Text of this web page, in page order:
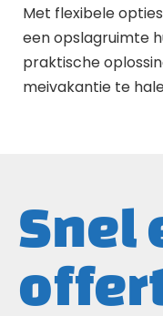
Met flexibele
een opslagruimte
praktische
meivakantie te
Snel